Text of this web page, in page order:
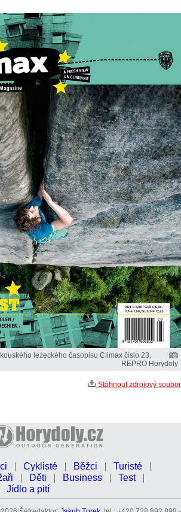
lezeckého časopisu Climax číslo 23.
REPRO Horydoly
Stáhnout zdrojový soubor
Cyklisté Běžci
Turisté
Děti Business
Test
Jídlo a pití